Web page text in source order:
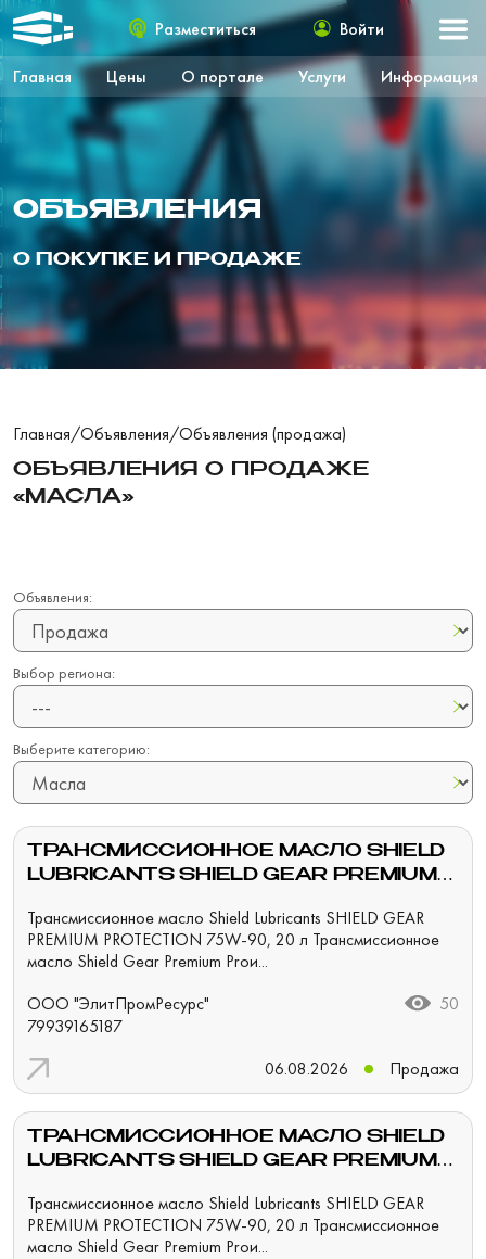
Главная Цены О портале Услуги Информация
Разместиться Войти
ОБЪЯВЛЕНИЯ
О ПОКУПКЕ И ПРОДАЖЕ
Главная/Объявления/Объявления (продажа)
ОБЪЯВЛЕНИЯ О ПРОДАЖЕ
«МАСЛА»
Объявления:
Выбор региона:
Выберите категорию:
ТРАНСМИССИОННОЕ МАСЛО SHIELD
LUBRICANTS SHIELD GEAR PREMIUM
Трансмиссионное масло Shield Lubricants SHIELD GEAR
PREMIUM PROTECTION 75W-90, 20 л Трансмиссионное
масло Shield Gear Premium Proи...
ООО "ЭлитПромРесурс"
79939165187
50
06.08.2026 Продажа
ТРАНСМИССИОННОЕ МАСЛО SHIELD
LUBRICANTS SHIELD GEAR PREMIUM
Трансмиссионное масло Shield Lubricants SHIELD GEAR
PREMIUM PROTECTION 75W-90, 20 л Трансмиссионное
масло Shield Gear Premium Proи...